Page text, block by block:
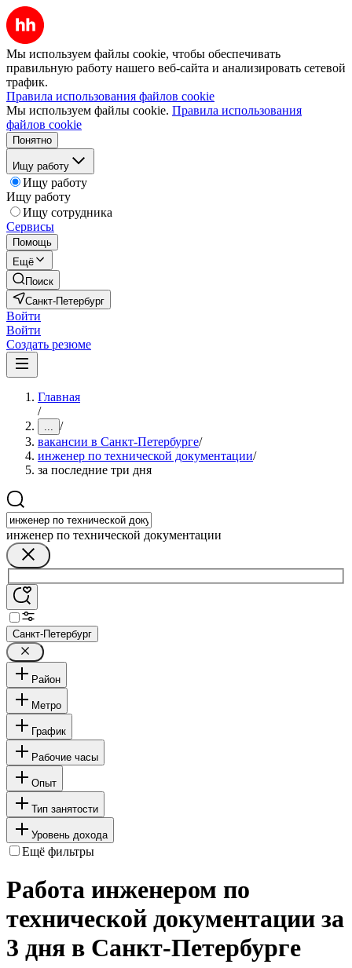
Мы используем файлы cookie, чтобы обеспечивать
правильную работу нашего веб-сайта и анализировать сетевой
трафик.
Правила использования файлов cookie
Мы используем файлы cookie. Правила использования
файлов cookie
Понятно
Ищу работу
Ищу работу
Ищу работу
Ищу сотрудника
Сервисы
Помощь
Ещё
Поиск
Санкт-Петербург
Войти
Войти
Создать резюме
Главная
/
... /
вакансии в Санкт-Петербурге/
инженер по технической документации/
за последние три дня
инженер по технической документации
Санкт-Петербург
Район
Метро
График
Рабочие часы
Опыт
Тип занятости
Уровень дохода
Ещё фильтры
Работа инженером по
технической документации за
3 дня в Санкт-Петербурге